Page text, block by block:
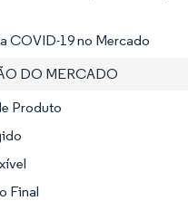
COVID-19 no Mercado
DO MERCADO
Produto
Final